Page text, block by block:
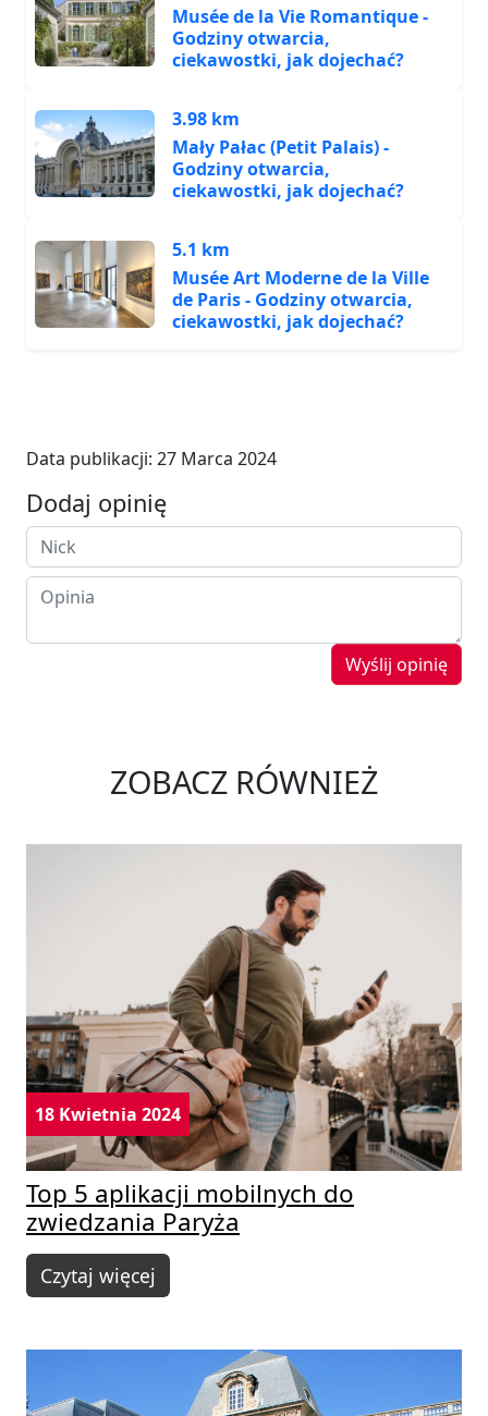
Musée de la Vie Romantique -
Godziny otwarcia,
ciekawostki, jak dojechać?
3.98 km
Mały Pałac (Petit Palais) -
Godziny otwarcia,
ciekawostki, jak dojechać?
5.1 km
Musée Art Moderne de la Ville
de Paris - Godziny otwarcia,
ciekawostki, jak dojechać?
Data publikacji: 27 Marca 2024
Dodaj opinię
Wyślij opinię
ZOBACZ RÓWNIEŻ
18 Kwietnia 2024
Top 5 aplikacji mobilnych do
zwiedzania Paryża
Czytaj więcej